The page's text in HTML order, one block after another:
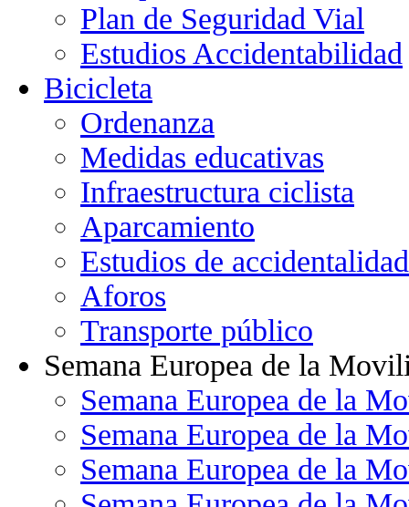
Plan de Seguridad Vial
Estudios Accidentabilidad
Bicicleta
Ordenanza
Medidas educativas
Infraestructura ciclista
Aparcamiento
Estudios de accidentalidad
Aforos
Transporte público
Semana Europea de la
Semana Europea de la
Semana Europea de la
Semana Europea de la